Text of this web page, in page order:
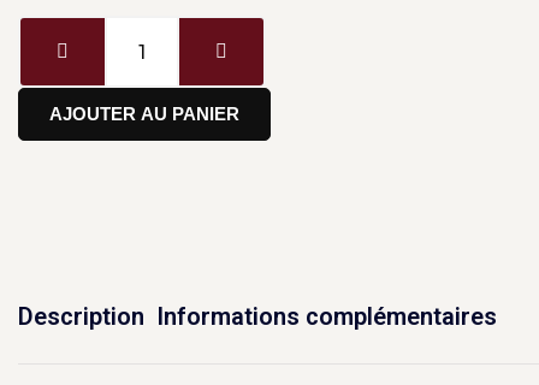
AJOUTER AU PANIER
Description Informations complémentaires